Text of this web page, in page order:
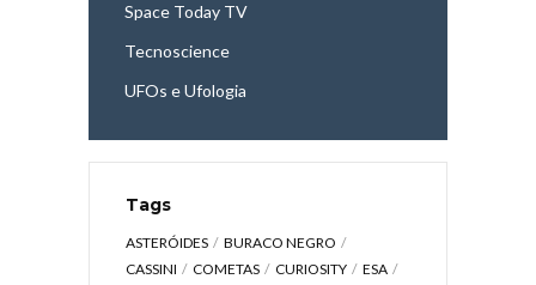
Space Today TV
Tecnoscience
UFOs e Ufologia
Tags
ASTERÓIDES
BURACO NEGRO
CASSINI
COMETAS CURIOSITY
ESA